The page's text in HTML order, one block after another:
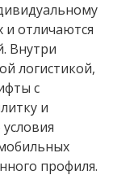
и отличаются
Внутри
логистикой,
с
и
профиля.